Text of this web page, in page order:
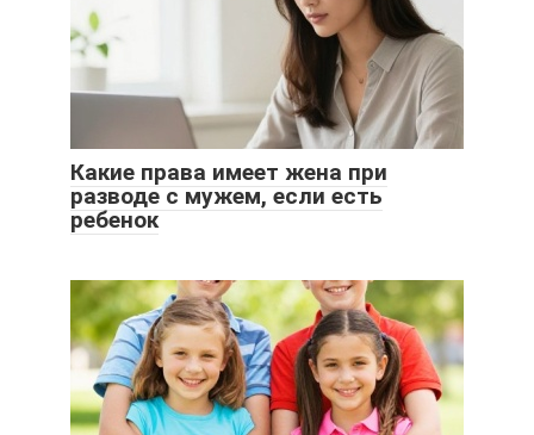
Какие права имеет жена при
разводе с мужем, если есть
ребенок